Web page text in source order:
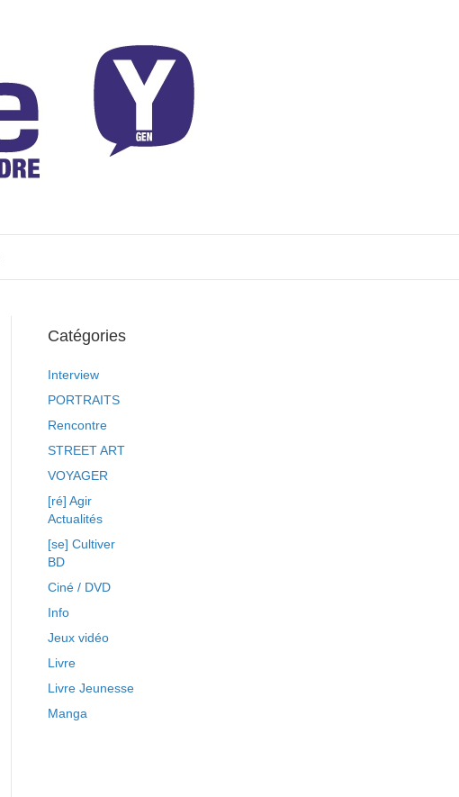
Catégories
Interview
PORTRAITS
Rencontre
STREET ART
VOYAGER
[ré] Agir
Actualités
[se] Cultiver
BD
Ciné / DVD
Info
Jeux vidéo
Livre
Livre Jeunesse
Manga